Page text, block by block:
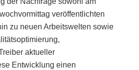
veröffentlichten
zu neuen Arbeitswelten sowie
aktueller
Entwicklung einen